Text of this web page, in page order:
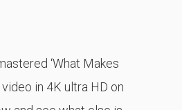
‘What Makes
video in 4K ultra HD on